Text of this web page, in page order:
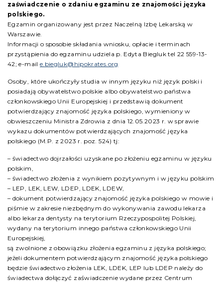
zaświadczenie o zdaniu egzaminu ze znajomości języka
polskiego.
Egzamin organizowany jest przez Naczelną Izbę Lekarską w
Warszawie.
Informacji o sposobie składania wniosku, opłacie i terminach
przystąpienia do egzaminu udziela p. Edyta Biegluk tel 22 559-13-
42; e-mail e.biegluk@hipokrates.org
Osoby, które ukończyły studia w innym języku niż język polski i
posiadają obywatelstwo polskie albo obywatelstwo państwa
członkowskiego Unii Europejskiej i przedstawią dokument
potwierdzający znajomość języka polskiego, wymieniony w
obwieszczeniu Ministra Zdrowia z dnia 12.05.2023 r. w sprawie
wykazu dokumentów potwierdzających znajomość języka
polskiego (M.P. z 2023 r. poz. 524) tj:
– świadectwo dojrzałości uzyskane po złożeniu egzaminu w języku
polskim,
– świadectwo złożenia z wynikiem pozytywnym i w języku polskim
– LEP, LEK, LEW, LDEP, LDEK, LDEW,
– dokument potwierdzający znajomość języka polskiego w mowie i
piśmie w zakresie niezbędnym do wykonywania zawodu lekarza
albo lekarza dentysty na terytorium Rzeczypospolitej Polskiej,
wydany na terytorium innego państwa członkowskiego Unii
Europejskiej,
są zwolnione z obowiązku złożenia egzaminu z języka polskiego;
jeżeli dokumentem potwierdzającym znajomość języka polskiego
będzie świadectwo złożenia LEK, LDEK, LEP lub LDEP należy do
świadectwa dołączyć zaświadczenie wydane przez Centrum